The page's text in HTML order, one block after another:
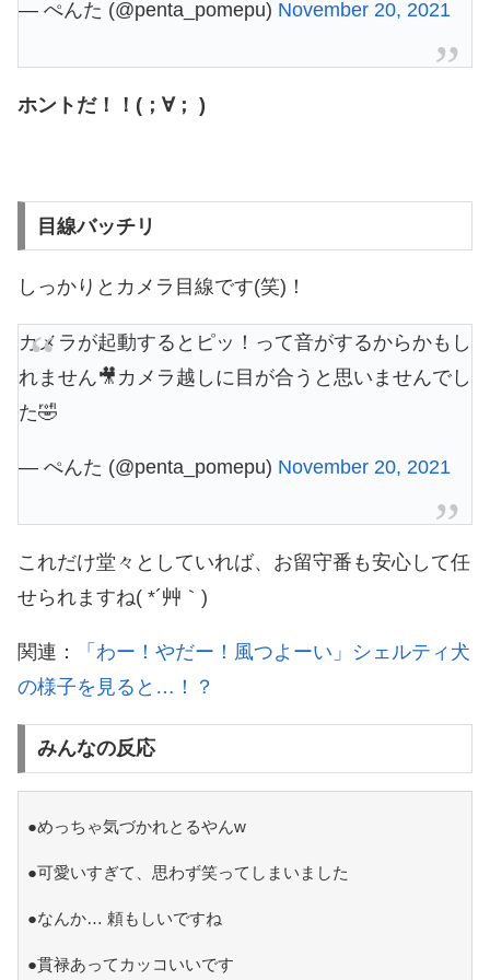
— ぺんた (@penta_pomepu) November 20, 2021
ホントだ！！(；∀； )
目線バッチリ
しっかりとカメラ目線です(笑)！
カメラが起動するとピッ！って音がするからかもし
れません🎥カメラ越しに目が合うと思いませんでし
た🤣
— ぺんた (@penta_pomepu) November 20, 2021
これだけ堂々としていれば、お留守番も安心して任
せられますね( *´艸｀)
関連：
「わー！やだー！風つよーい」シェルティ犬
の様子を見ると…！？
みんなの反応
●めっちゃ気づかれとるやんw
●可愛いすぎて、思わず笑ってしまいました
●なんか… 頼もしいですね
●貫禄あってカッコいいです